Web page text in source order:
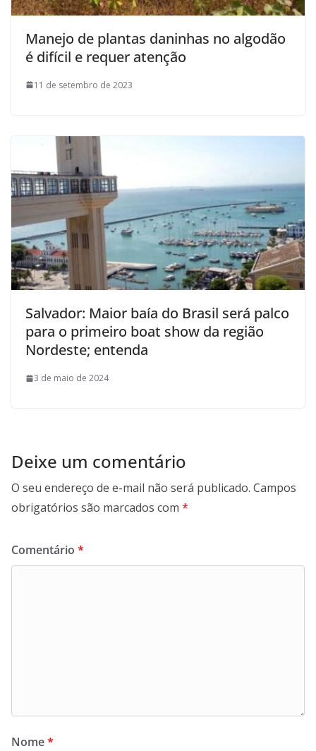
Manejo de plantas daninhas no algodão
é difícil e requer atenção
11 de setembro de 2023
Salvador: Maior baía do Brasil será palco
para o primeiro boat show da região
Nordeste; entenda
3 de maio de 2024
Deixe um comentário
O seu endereço de e-mail não será publicado. Campos
obrigatórios são marcados com *
Comentário *
Nome*